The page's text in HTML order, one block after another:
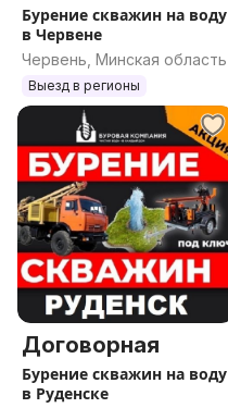
Бурение скважин на воду
в Червене
Червень, Минская область
Выезд в регионы
Договорная
Бурение скважин на воду
в Руденске